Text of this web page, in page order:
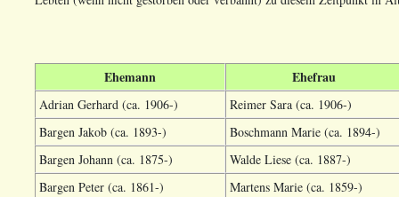
Ehemann Ehefrau
Adrian Gerhard (ca. 1906-)
Reimer Sara (ca. 1906-)
Bargen Jakob (ca. 1893-)
Boschmann Marie (ca. 1894-)
Bargen Johann (ca. 1875-)
Walde Liese (ca. 1887-)
Bargen Peter (ca. 1861-)
Martens Marie (ca. 1859-)